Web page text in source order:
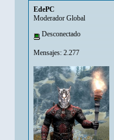
EdePC
Moderador Global
Desconectado
Mensajes: 2.277